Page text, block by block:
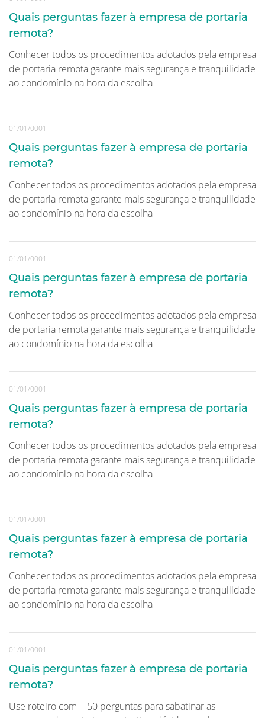
Quais perguntas fazer à empresa de portaria
remota?
Conhecer todos os procedimentos adotados pela empresa
de portaria remota garante mais segurança e tranquilidade
ao condomínio na hora da escolha
01/01/0001
Quais perguntas fazer à empresa de portaria
remota?
Conhecer todos os procedimentos adotados pela empresa
de portaria remota garante mais segurança e tranquilidade
ao condomínio na hora da escolha
01/01/0001
Quais perguntas fazer à empresa de portaria
remota?
Conhecer todos os procedimentos adotados pela empresa
de portaria remota garante mais segurança e tranquilidade
ao condomínio na hora da escolha
01/01/0001
Quais perguntas fazer à empresa de portaria
remota?
Conhecer todos os procedimentos adotados pela empresa
de portaria remota garante mais segurança e tranquilidade
ao condomínio na hora da escolha
01/01/0001
Quais perguntas fazer à empresa de portaria
remota?
Conhecer todos os procedimentos adotados pela empresa
de portaria remota garante mais segurança e tranquilidade
ao condomínio na hora da escolha
01/01/0001
Quais perguntas fazer à empresa de portaria
remota?
Use roteiro com + 50 perguntas para sabatinar as